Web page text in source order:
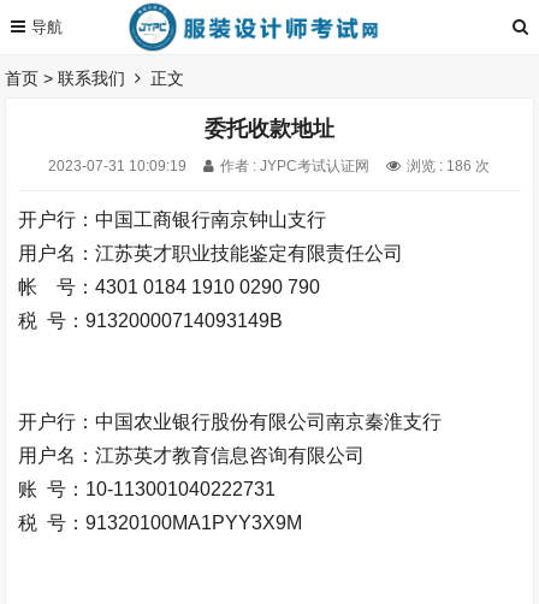
首页 >联系我们 正文
委托收款地址
2023-07-31 10:09:19 作者 : JYPC考试认证网 浏览 : 186 次
开户行：中国工商银行南京钟山支行
用户名：江苏英才职业技能鉴定有限责任公司
帐 号：4301 0184 1910 0290 790
税 号：91320000714093149B
开户行：中国农业银行股份有限公司南京秦淮支行
用户名：江苏英才教育信息咨询有限公司
账 号：10-113001040222731
税 号：91320100MA1PYY3X9M